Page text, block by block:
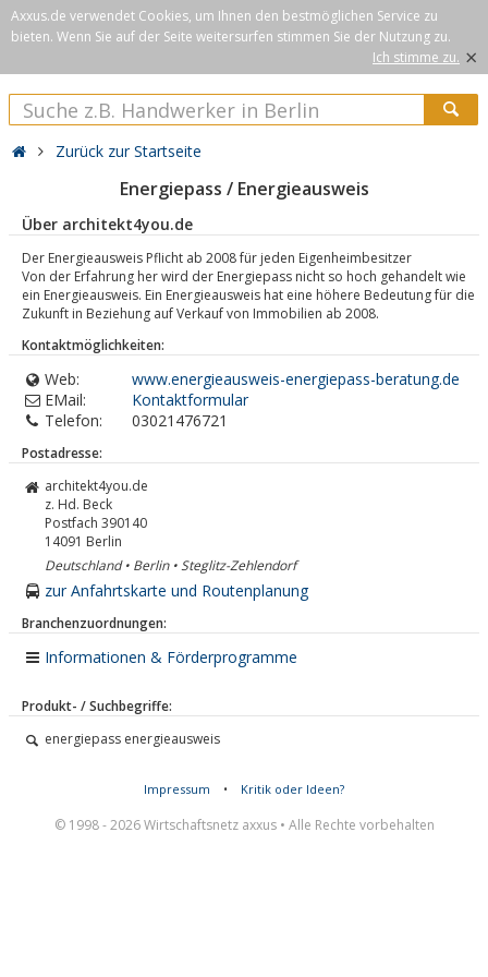
Axxus.de verwendet Cookies, um Ihnen den bestmöglichen Service zu
bieten. Wenn Sie auf der Seite weitersurfen stimmen Sie der Nutzung zu.
Ich stimme zu. ×
Zurück zur Startseite
Energiepass / Energieausweis
Über architekt4you.de
Der Energieausweis Pflicht ab 2008 für jeden Eigenheimbesitzer
Von der Erfahrung her wird der Energiepass nicht so hoch gehandelt wie
ein Energieausweis. Ein Energieausweis hat eine höhere Bedeutung für die
Zukunft in Beziehung auf Verkauf von Immobilien ab 2008.
Kontaktmöglichkeiten:
Web:
www.energieausweis-energiepass-beratung.de
EMail:
Kontaktformular
Telefon:
03021476721
Postadresse:
architekt4you.de
z. Hd. Beck
Postfach 390140
14091 Berlin
Deutschland • Berlin • Steglitz-Zehlendorf
zur Anfahrtskarte und Routenplanung
Branchenzuordnungen:
Informationen & Förderprogramme
Produkt- / Suchbegriffe:
energiepass energieausweis
Impressum • Kritik oder Ideen?
© 1998 - 2026 Wirtschaftsnetz axxus • Alle Rechte vorbehalten